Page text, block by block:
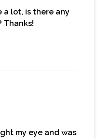
a lot, is there any
Thanks!
my eye and was